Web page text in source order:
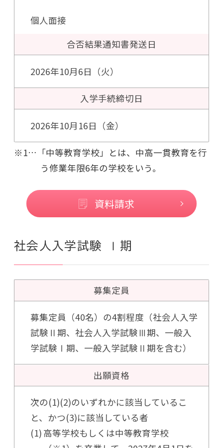
個人面接
合否結果通知書発送日
2026年10月6日（火）
入学手続締切日
2026年10月16日（金）
※1…「中等教育学校」とは、中高一貫教育を行
う修業年限6年の学校をいう。
資料請求
社会人入学試験 Ⅰ期
募集定員
募集定員（40名）の4割程度（社会人入学
試験Ⅱ期、社会人入学試験Ⅲ期、一般入
学試験Ⅰ期、一般入学試験Ⅱ期を含む）
出願資格
次の(1)(2)のいずれかに該当しているこ
と、かつ(3)に該当している者
高等学校もしくは中等教育学校